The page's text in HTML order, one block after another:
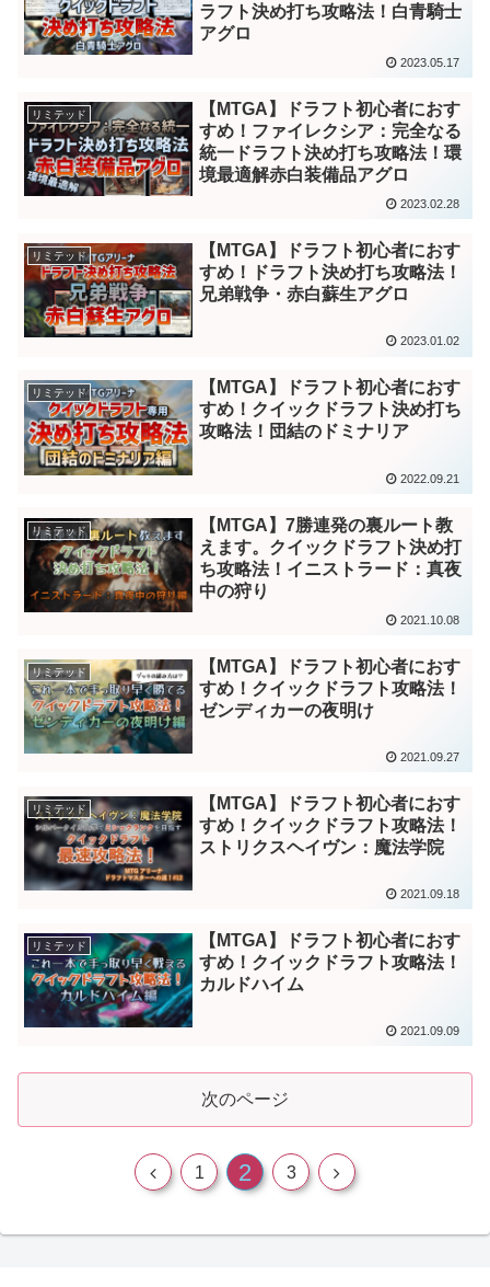
ラフト決め打ち攻略法！白青騎士
アグロ
2023.05.17
リミテッド
【MTGA】ドラフト初心者におす
すめ！ファイレクシア：完全なる
統一ドラフト決め打ち攻略法！環
境最適解赤白装備品アグロ
2023.02.28
リミテッド
【MTGA】ドラフト初心者におす
すめ！ドラフト決め打ち攻略法！
兄弟戦争・赤白蘇生アグロ
2023.01.02
リミテッド
【MTGA】ドラフト初心者におす
すめ！クイックドラフト決め打ち
攻略法！団結のドミナリア
2022.09.21
リミテッド
【MTGA】7勝連発の裏ルート教
えます。クイックドラフト決め打
ち攻略法！イニストラード：真夜
中の狩り
2021.10.08
リミテッド
【MTGA】ドラフト初心者におす
すめ！クイックドラフト攻略法！
ゼンディカーの夜明け
2021.09.27
リミテッド
【MTGA】ドラフト初心者におす
すめ！クイックドラフト攻略法！
ストリクスヘイヴン：魔法学院
2021.09.18
リミテッド
【MTGA】ドラフト初心者におす
すめ！クイックドラフト攻略法！
カルドハイム
2021.09.09
次のページ
1 2 3